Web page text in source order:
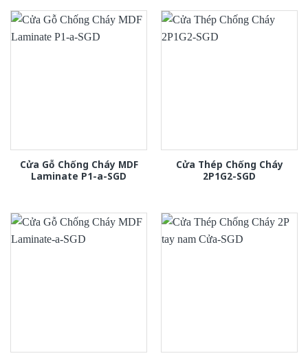
Cửa Gỗ Chống Cháy MDF
Laminate P1-a-SGD
Cửa Thép Chống Cháy
2P1G2-SGD